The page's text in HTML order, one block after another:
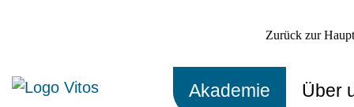
Zurück zur
Akademie Über